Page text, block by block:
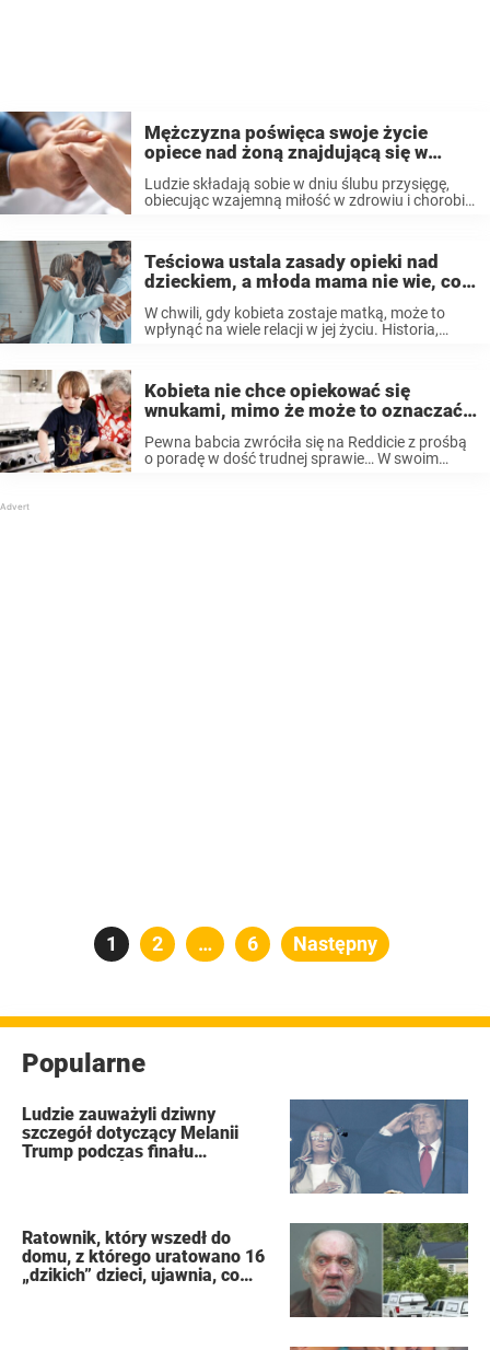
Mężczyzna poświęca swoje życie
opiece nad żoną znajdującą się w
stanie wegetatywnym
Ludzie składają sobie w dniu ślubu przysięgę,
obiecując wzajemną miłość w zdrowiu i chorobie.
najtrudniejszych życiowych ...
Teściowa ustala zasady opieki nad
dzieckiem, a młoda mama nie wie, co
na to powiedzieć
W chwili, gdy kobieta zostaje matką, może to
wpłynąć na wiele relacji w jej życiu. Historia,
Kobieta nie chce opiekować się
wnukami, mimo że może to oznaczać
utratę pracy przez jej synową
Pewna babcia zwróciła się na Reddicie z prośbą
o poradę w dość trudnej sprawie… W swoim
Stronicowanie
Strona
1 Strona
2 … Strona
6 Następny
Popularne
Ludzie zauważyli dziwny
szczegół dotyczący Melanii
Trump podczas finału
Ratownik, który wszedł do
domu, z którego uratowano 16
„dzikich” dzieci, ujawnia, co